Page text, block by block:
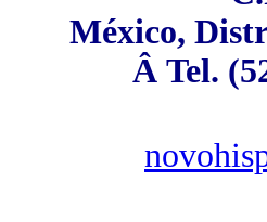
México,
Â Tel.